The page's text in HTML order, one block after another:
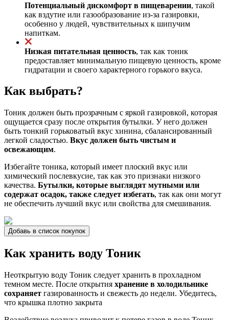
Потенциальный дискомфорт в пищеварении, такой
как вздутие или газообразование из-за газировки,
особенно у людей, чувствительных к шипучим
напиткам.
Низкая питательная ценность, так как тоник
предоставляет минимальную пищевую ценность, кроме
гидратации и своего характерного горького вкуса.
Как выбрать?
Тоник должен быть прозрачным с яркой газировкой, которая
ощущается сразу после открытия бутылки. У него должен
быть тонкий горьковатый вкус хинина, сбалансированный
легкой сладостью. Вкус должен быть чистым и
освежающим.
Избегайте тоника, который имеет плоский вкус или
химический послевкусие, так как это признаки низкого
качества. Бутылки, которые выглядят мутными или
содержат осадок, также следует избегать, так как они могут
не обеспечить лучший вкус или свойства для смешивания.
Добавь в список покупок
Как хранить воду Тоник
Неоткрытую воду Тоник следует хранить в прохладном
темном месте. После открытия хранение в холодильнике
сохраняет газированность и свежесть до недели. Убедитесь,
что крышка плотно закрыта